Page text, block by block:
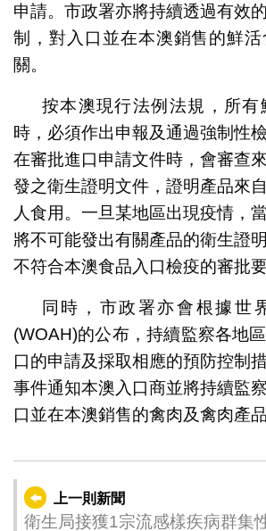
申請。市政署亦將持續透過有效
制，對入口並在本澳銷售的鮮
關。
按本澳現行法例法規，所有
時，必須作出申報及通過強制性
在審批進口申請文件時，會審查
發之衛生證明文件，證明產品來
人食用。一旦某地區出現疫情，
將不可能發出有關產品的衛生證
不符合本澳食品入口檢疫的審批要
同時，市政署亦會根據世
(WOAH)的公布，持續監察各地
口的申請及採取相應的預防控制
事件通知本澳入口商並將持續監
口並在本澳銷售的禽肉及禽肉產
上一則新聞
衛生局接獲1宗流感樣疾病群集